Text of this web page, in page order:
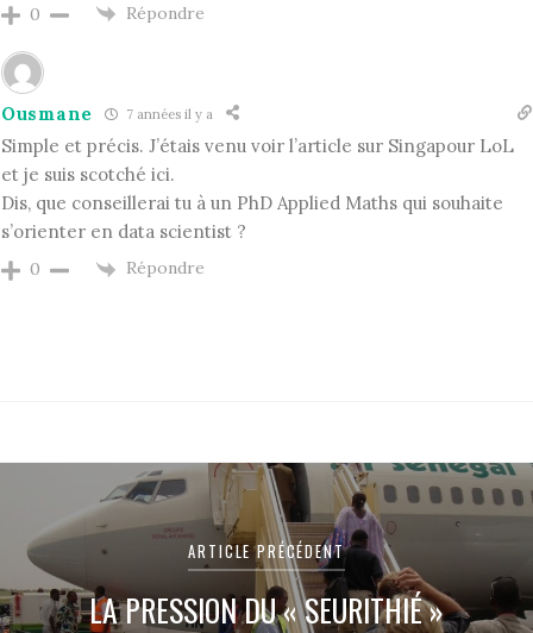
0 Répondre
Ousmane 7 années il y a
Simple et précis. J’étais venu voir l’article sur Singapour LoL
et je suis scotché ici.
Dis, que conseillerai tu à un PhD Applied Maths qui souhaite
s’orienter en data scientist ?
0 Répondre
ARTICLE PRÉCÉDENT
LA PRESSION DU « SEURITHIÉ »